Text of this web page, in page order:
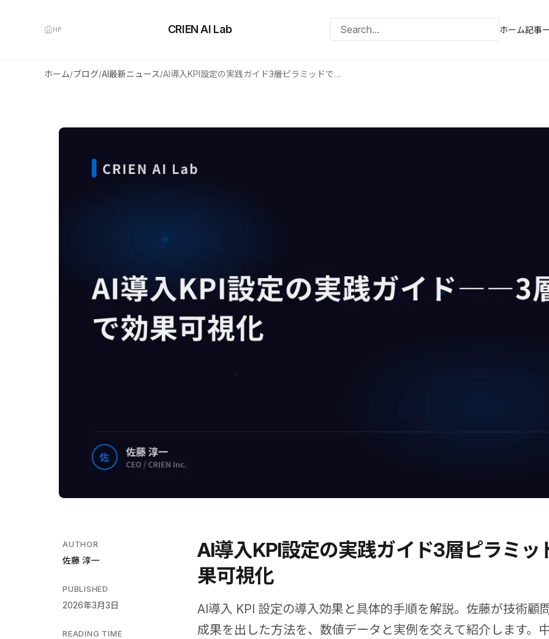
HP CRIEN AI Lab ホーム記事
ホーム/ブログ/AI最新ニュース/ AI導入KPI設定の実践ガイド――3層ピラミッドで効果可視化
AUTHOR
佐藤 淳一
PUBLISHED
2026年3月3日
READING TIME
AI導入KPI設定の実践ガイド――3層ピラミッ
果可視化
AI導入 KPI 設定の導入効果と具体的手順を解説。佐藤が技術顧
成果を出した方法を、数値データと実例を交えて紹介します。